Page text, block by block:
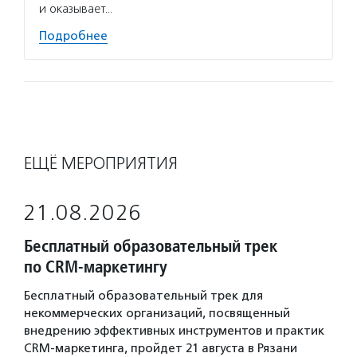
и оказывает…
Подробнее
ЕЩЁ МЕРОПРИЯТИЯ
21.08.2026
Бесплатный образовательный трек
по CRM-маркетингу
Бесплатный образовательный трек для
некоммерческих организаций, посвященный
внедрению эффективных инструментов и практик
CRM-маркетинга, пройдет 21 августа в Рязани